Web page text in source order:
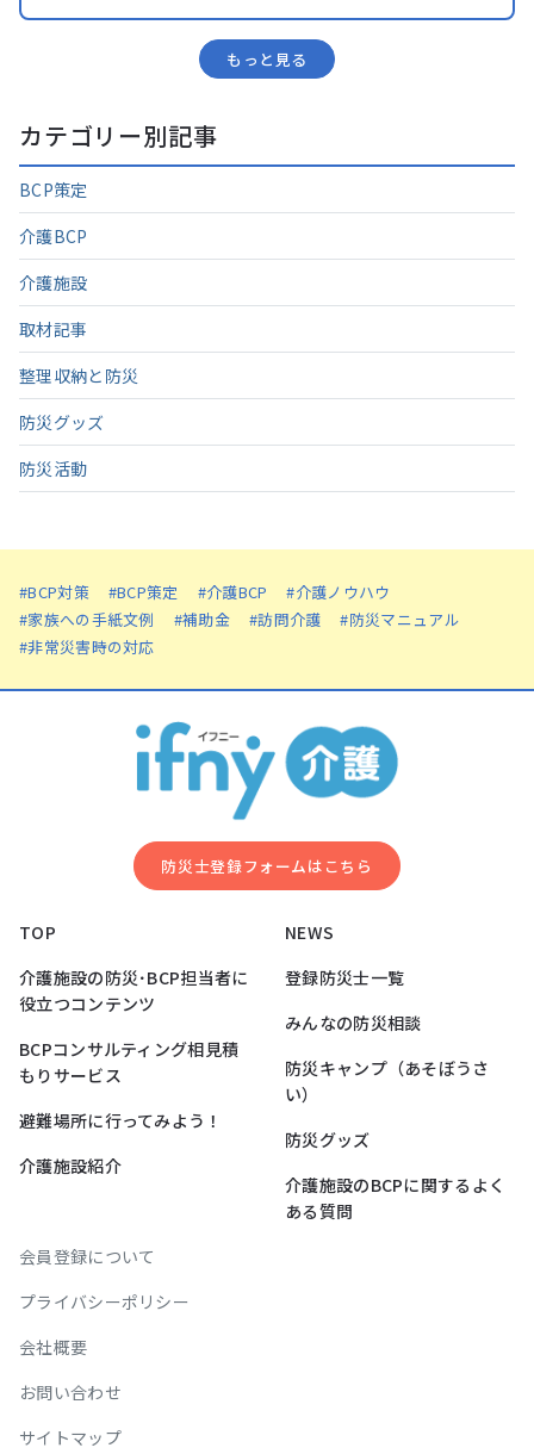
もっと⾒る
カテゴリー別記事
BCP策定
介護BCP
介護施設
取材記事
整理収納と防災
防災グッズ
防災活動
#BCP対策 #BCP策定 #介護BCP
#介護ノウハウ
#家族への手紙文例
#補助金 #訪問介護
#防災マニュアル
#非常災害時の対応
防災⼠登録フォームはこちら
TOP
介護施設の防災･BCP担当者に
役立つコンテンツ
BCPコンサルティング相見積
もりサービス
避難場所に行ってみよう！
介護施設紹介
NEWS
登録防災士一覧
みんなの防災相談
防災キャンプ（あそぼうさ
い）
防災グッズ
介護施設のBCPに関するよく
ある質問
会員登録について
プライバシーポリシー
会社概要
お問い合わせ
サイトマップ